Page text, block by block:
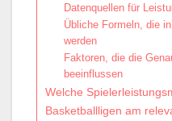
Datenquellen für
Übliche Formeln, die
werden
Faktoren, die die
beeinflussen
Welche
Basketballligen am